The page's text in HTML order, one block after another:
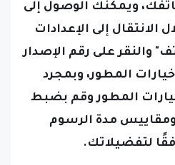
ويمكنك الوصول إلى
الانتقال إلى الإعدادات
والنقر على رقم الإصدار
المطور، وبمجرد
المطور وقم بضبط
ومقاييس مدة الرسوم
لتفضيلاتك.